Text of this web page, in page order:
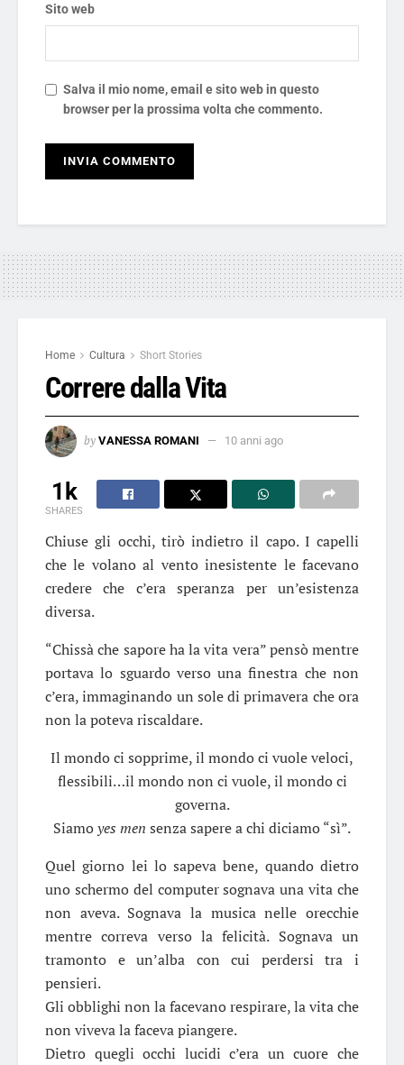
Sito web
Salva il mio nome, email e sito web in questo
browser per la prossima volta che commento.
Home Cultura Short Stories
Correre dalla Vita
by VANESSA ROMANI 10 anni ago
1k
SHARES
Chiuse gli occhi, tirò indietro il capo. I capelli
che le volano al vento inesistente le facevano
credere che c’era speranza per un’esistenza
diversa.
“Chissà che sapore ha la vita vera” pensò mentre
portava lo sguardo verso una finestra che non
c’era, immaginando un sole di primavera che ora
non la poteva riscaldare.
Il mondo ci sopprime, il mondo ci vuole veloci,
flessibili…il mondo non ci vuole, il mondo ci
governa.
Siamoyes men senza sapere a chi diciamo “sì”.
Quel giorno lei lo sapeva bene, quando dietro
uno schermo del computer sognava una vita che
non aveva. Sognava la musica nelle orecchie
mentre correva verso la felicità. Sognava un
tramonto e un’alba con cui perdersi tra i
pensieri.
Gli obblighi non la facevano respirare, la vita che
non viveva la faceva piangere.
Dietro quegli occhi lucidi c’era un cuore che